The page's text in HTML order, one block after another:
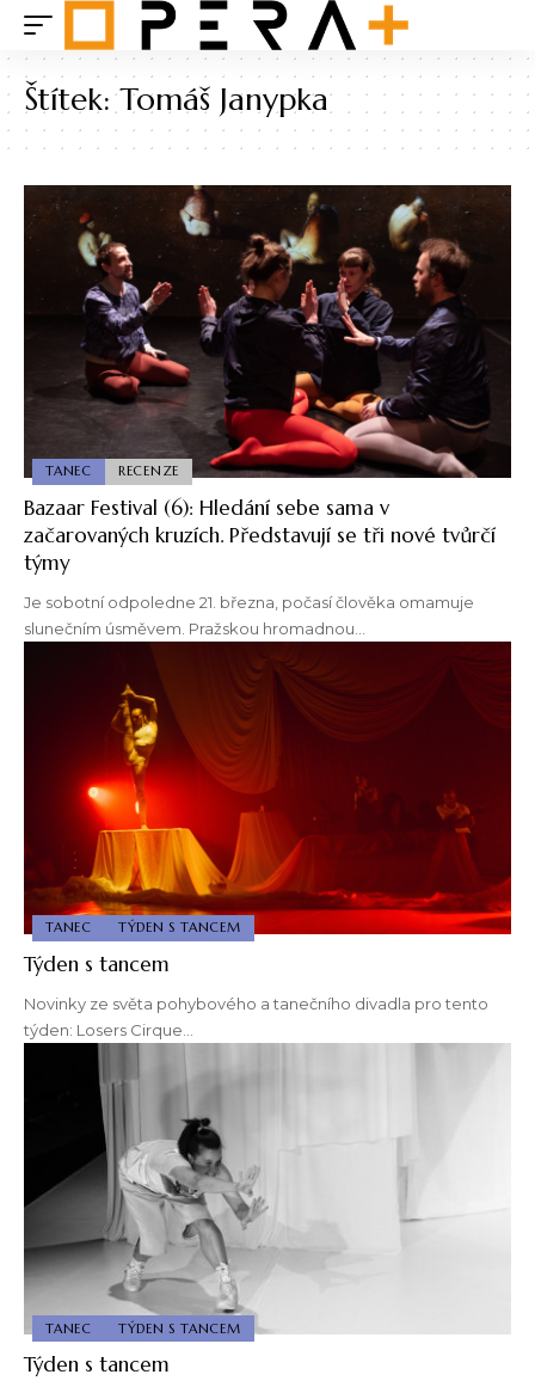
Štítek:Tomáš Janypka
TANEC RECENZE
Bazaar Festival (6): Hledání sebe sama v
začarovaných kruzích. Představují se tři nové tvůrčí
týmy
Je sobotní odpoledne 21. března, počasí člověka omamuje
slunečním úsměvem. Pražskou hromadnou…
TANEC TÝDEN S TANCEM
Týden s tancem
Novinky ze světa pohybového a tanečního divadla pro tento
týden: Losers Cirque…
TANEC TÝDEN S TANCEM
Týden s tancem